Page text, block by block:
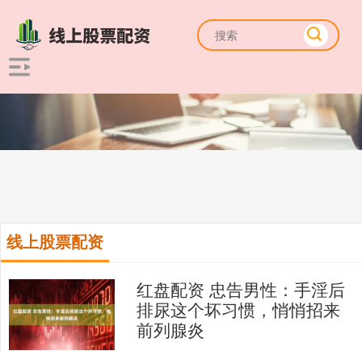
线上股票配资
红盘配资 忠告男性：手淫后
排尿这个坏习惯，悄悄招来
前列腺炎